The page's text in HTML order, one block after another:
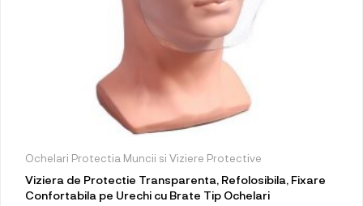
Ochelari Protectia Muncii si Viziere Protective
Viziera de Protectie Transparenta, Refolosibila, Fixare
Confortabila pe Urechi cu Brate Tip Ochelari